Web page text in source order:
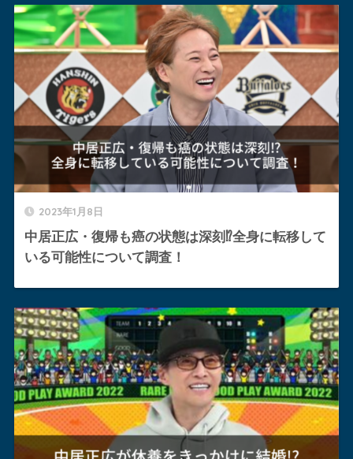
2023年1月8日
中居正広・復帰も癌の状態は深刻⁉︎全身に転移して
いる可能性について調査！